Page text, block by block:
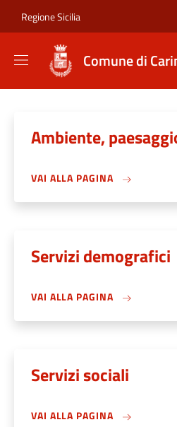
Regione Sicilia
Comune di
Ambiente,
VAI ALLA PAGINA
Servizi demografici
VAI ALLA PAGINA
Servizi sociali
VAI ALLA PAGINA